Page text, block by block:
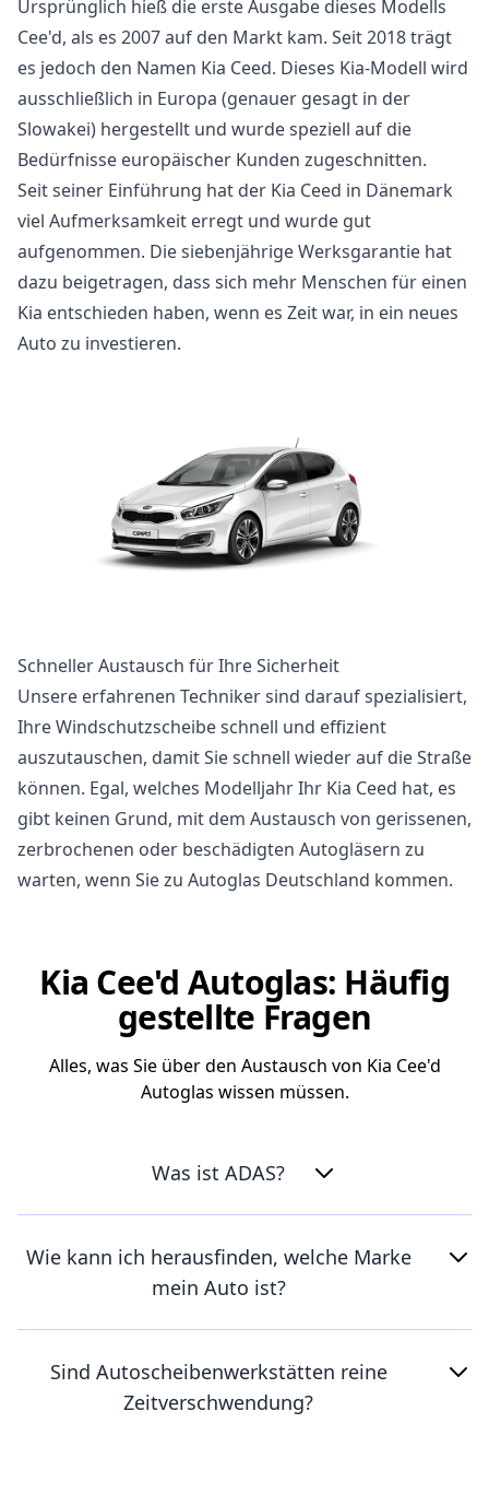
Ursprünglich hieß die erste Ausgabe dieses Modells
Cee'd, als es 2007 auf den Markt kam. Seit 2018 trägt
es jedoch den Namen Kia Ceed. Dieses Kia-Modell wird
ausschließlich in Europa (genauer gesagt in der
Slowakei) hergestellt und wurde speziell auf die
Bedürfnisse europäischer Kunden zugeschnitten.
Seit seiner Einführung hat der Kia Ceed in Dänemark
viel Aufmerksamkeit erregt und wurde gut
aufgenommen. Die siebenjährige Werksgarantie hat
dazu beigetragen, dass sich mehr Menschen für einen
Kia entschieden haben, wenn es Zeit war, in ein neues
Auto zu investieren.
Schneller Austausch für Ihre Sicherheit
Unsere erfahrenen Techniker sind darauf spezialisiert,
Ihre Windschutzscheibe schnell und effizient
auszutauschen, damit Sie schnell wieder auf die Straße
können. Egal, welches Modelljahr Ihr Kia Ceed hat, es
gibt keinen Grund, mit dem Austausch von gerissenen,
zerbrochenen oder beschädigten Autogläsern zu
warten, wenn Sie zu Autoglas Deutschland kommen.
Kia Cee'd Autoglas: Häufig
gestellte Fragen
Alles, was Sie über den Austausch von Kia Cee'd
Autoglas wissen müssen.
Was ist ADAS?
Wie kann ich herausfinden, welche Marke
mein Auto ist?
Sind Autoscheibenwerkstätten reine
Zeitverschwendung?